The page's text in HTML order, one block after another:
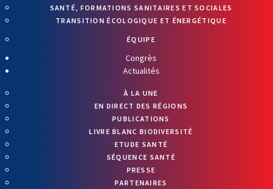
SANTÉ, FORMATIONS SANITAIRES ET SOCIALES
TRANSITION ÉCOLOGIQUE ET ÉNERGÉTIQUE
ÉQUIPE
Congrès
Actualités
À LA UNE
EN DIRECT DES RÉGIONS
PUBLICATIONS
LIVRE BLANC BIODIVERSITÉ
ETUDE SANTÉ
SÉQUENCE SANTÉ
PRESSE
PARTENAIRES